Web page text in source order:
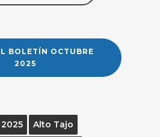
BOLETÍN OCTUBRE
2025
2025
Alto Tajo